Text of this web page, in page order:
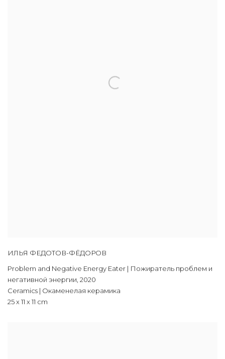
ИЛЬЯ ФЕДОТОВ-ФЁДОРОВ
Problem and Negative Energy Eater | Пожиратель проблем и
негативной энергии, 2020
Ceramics | Окаменелая керамика
25 х 11 х 11 cm